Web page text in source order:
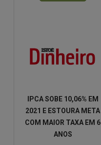
IPCA SOBE 10,06% EM
2021 E ESTOURA META
COM MAIOR TAXA EM 6
ANOS